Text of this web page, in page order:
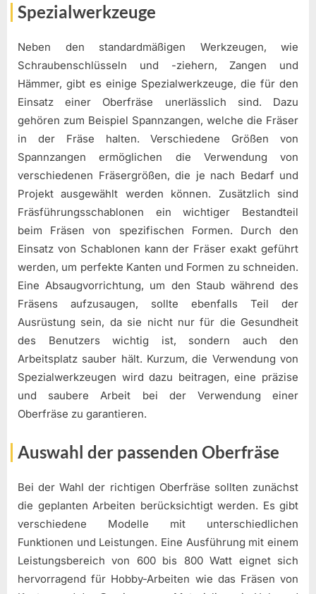
Spezialwerkzeuge
Neben den standardmäßigen Werkzeugen, wie
Schraubenschlüsseln und -ziehern, Zangen und
Hämmer, gibt es einige Spezialwerkzeuge, die für den
Einsatz einer Oberfräse unerlässlich sind. Dazu
gehören zum Beispiel Spannzangen, welche die Fräser
in der Fräse halten. Verschiedene Größen von
Spannzangen ermöglichen die Verwendung von
verschiedenen Fräsergrößen, die je nach Bedarf und
Projekt ausgewählt werden können. Zusätzlich sind
Fräsführungsschablonen ein wichtiger Bestandteil
beim Fräsen von spezifischen Formen. Durch den
Einsatz von Schablonen kann der Fräser exakt geführt
werden, um perfekte Kanten und Formen zu schneiden.
Eine Absaugvorrichtung, um den Staub während des
Fräsens aufzusaugen, sollte ebenfalls Teil der
Ausrüstung sein, da sie nicht nur für die Gesundheit
des Benutzers wichtig ist, sondern auch den
Arbeitsplatz sauber hält. Kurzum, die Verwendung von
Spezialwerkzeugen wird dazu beitragen, eine präzise
und saubere Arbeit bei der Verwendung einer
Oberfräse zu garantieren.
Auswahl der passenden Oberfräse
Bei der Wahl der richtigen Oberfräse sollten zunächst
die geplanten Arbeiten berücksichtigt werden. Es gibt
verschiedene Modelle mit unterschiedlichen
Funktionen und Leistungen. Eine Ausführung mit einem
Leistungsbereich von 600 bis 800 Watt eignet sich
hervorragend für Hobby-Arbeiten wie das Fräsen von